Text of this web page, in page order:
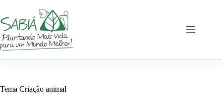
o
conteúdo
Tema Criação animal